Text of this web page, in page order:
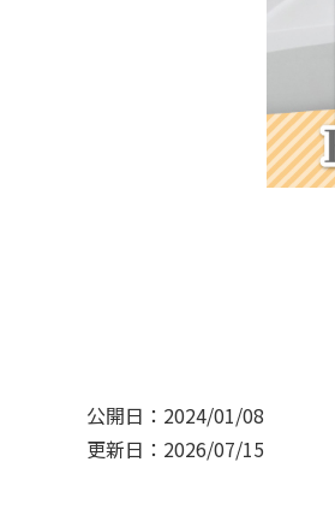
公開日：2024/01/08
更新日：2026/07/15